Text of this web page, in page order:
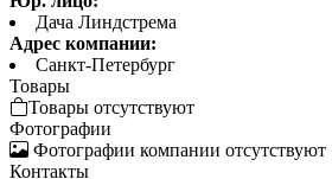
Дача Линдстрема
Адрес компании:
Санкт-Петербург
Товары
Товары отсутствуют
Фотографии
Фотографии компании отсутствуют
Контакты